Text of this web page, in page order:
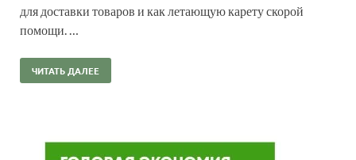
для доставки товаров и как летающую карету скорой
помощи. …
ЧИТАТЬ ДАЛЕЕ